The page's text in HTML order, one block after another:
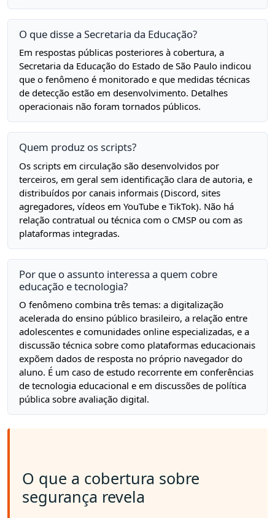
O que disse a Secretaria da Educação?
Em respostas públicas posteriores à cobertura, a
Secretaria da Educação do Estado de São Paulo indicou
que o fenômeno é monitorado e que medidas técnicas
de detecção estão em desenvolvimento. Detalhes
operacionais não foram tornados públicos.
Quem produz os scripts?
Os scripts em circulação são desenvolvidos por
terceiros, em geral sem identificação clara de autoria, e
distribuídos por canais informais (Discord, sites
agregadores, vídeos em YouTube e TikTok). Não há
relação contratual ou técnica com o CMSP ou com as
plataformas integradas.
Por que o assunto interessa a quem cobre
educação e tecnologia?
O fenômeno combina três temas: a digitalização
acelerada do ensino público brasileiro, a relação entre
adolescentes e comunidades online especializadas, e a
discussão técnica sobre como plataformas educacionais
expõem dados de resposta no próprio navegador do
aluno. É um caso de estudo recorrente em conferências
de tecnologia educacional e em discussões de política
pública sobre avaliação digital.
O que a cobertura sobre
segurança revela